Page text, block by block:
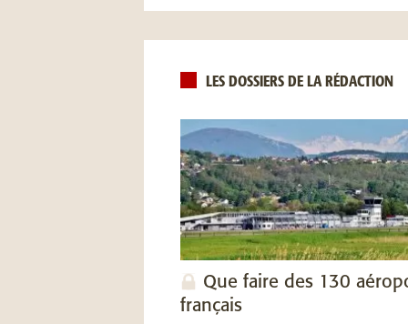
LES DOSSIERS DE LA RÉDACTION
Que faire des 130
français